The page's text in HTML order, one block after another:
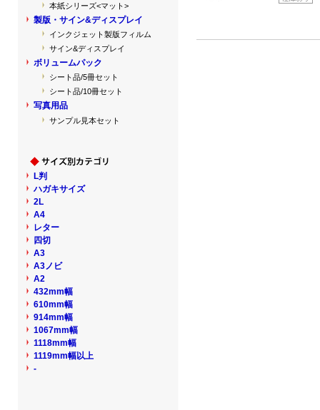
本紙シリーズ<マット>
製版・サイン&ディスプレイ
インクジェット製版フィルム
サイン&ディスプレイ
ボリュームパック
シート品/5冊セット
シート品/10冊セット
写真用品
サンプル見本セット
L判
ハガキサイズ
2L
A4
レター
四切
A3
A3ノビ
A2
432mm幅
610mm幅
914mm幅
1067mm幅
1118mm幅
1119mm幅以上
-